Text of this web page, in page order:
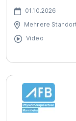
01.10.2026
Mehrere
Video